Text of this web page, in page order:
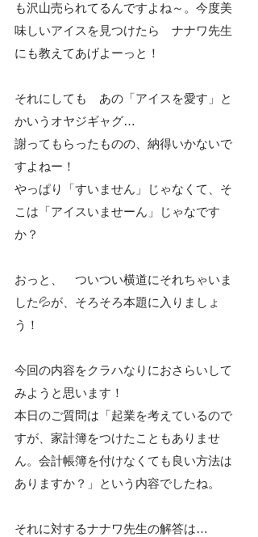
も沢山売られてるんですよね～。今度美
味しいアイスを見つけたら　ナナワ先生
にも教えてあげよーっと！
それにしても　あの「アイスを愛す」と
かいうオヤジギャグ…
謝ってもらったものの、納得いかないで
すよねー！
やっぱり「すいません」じゃなくて、そ
こは「アイスいませーん」じゃなです
か？
おっと、　ついつい横道にそれちゃいま
した💦が、そろそろ本題に入りましょ
う！
今回の内容をクラハなりにおさらいして
みようと思います！
本日のご質問は「起業を考えているので
すが、家計簿をつけたこともありませ
ん。会計帳簿を付けなくても良い方法は
ありますか？」という内容でしたね。
それに対するナナワ先生の解答は…